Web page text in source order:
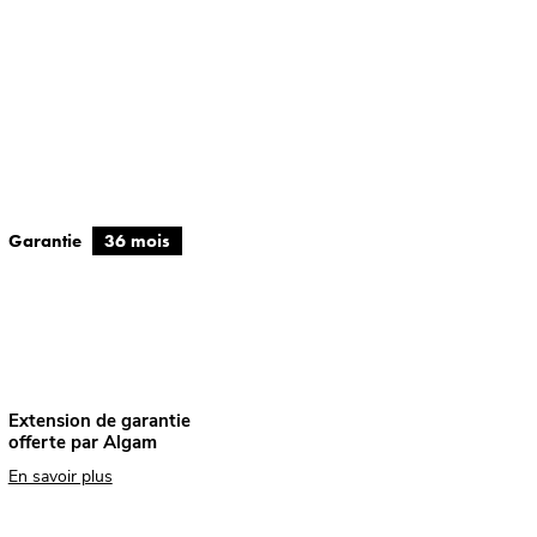
Garantie 36 mois
Extension de garantie
offerte par Algam
En savoir plus